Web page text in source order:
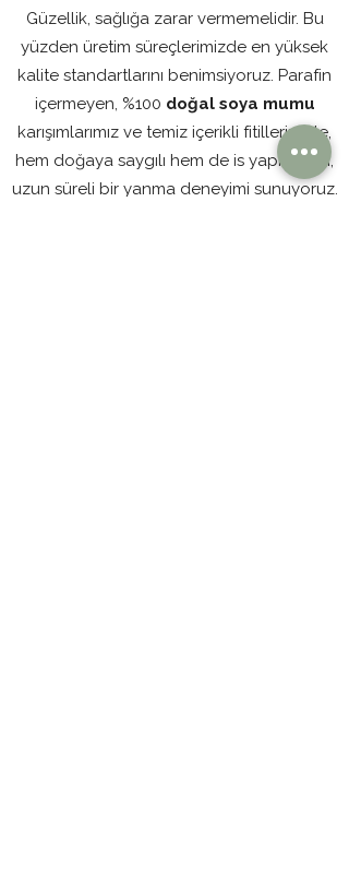
Güzellik, sağlığa zarar vermemelidir. Bu
yüzden üretim süreçlerimizde en yüksek
kalite standartlarını benimsiyoruz. Parafin
içermeyen, %100 doğal soya mumu
karışımlarımız ve temiz içerikli fitillerimizle,
hem doğaya saygılı hem de is yapmayan,
uzun süreli bir yanma deneyimi sunuyoruz.